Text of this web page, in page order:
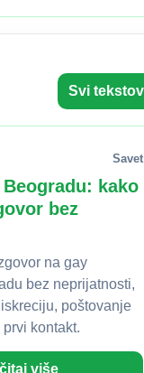
Svi
Savet
kako
bez
na gay
bez neprijatnosti,
poštovanje
kontakt.
više